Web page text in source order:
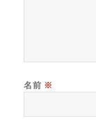
名前 ※